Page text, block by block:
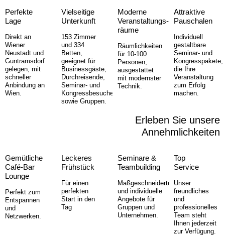
Perfekte
Lage
Direkt an
Wiener
Neustadt und
Guntramsdorf
gelegen, mit
schneller
Anbindung an
Wien.
Vielseitige
Unterkunft
153 Zimmer
und 334
Betten,
geeignet für
Businessgäste,
Durchreisende,
Seminar- und
Kongressbesucher
sowie Gruppen.
Moderne
Veranstaltungs­
räume
Räumlichkeiten
für 10-100
Personen,
ausgestattet
mit modernster
Technik.
Attraktive
Pauschalen
Individuell
gestaltbare
Seminar- und
Kongresspakete,
die Ihre
Veranstaltung
zum Erfolg
machen.
Erleben Sie unsere
Annehm­lichkeiten
Gemütliche
Café-Bar
Lounge
Perfekt zum
Entspannen
und
Netzwerken.
Leckeres
Frühstück
Für einen
perfekten
Start in den
Tag
Seminare &
Teambuilding
Maßgeschneiderte
und individuelle
Angebote für
Gruppen und
Unternehmen.
Top
Service
Unser
freundliches
und
professionelles
Team steht
Ihnen jederzeit
zur Verfügung.